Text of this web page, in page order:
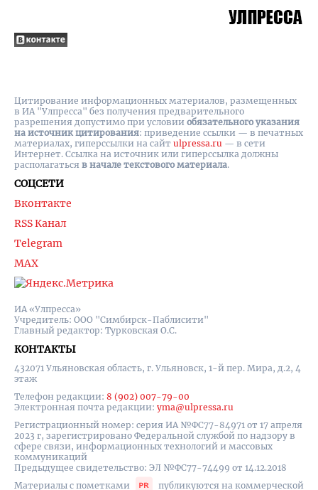
ИА «Улпресса»
Учредитель: ООО "Симбирск-Паблисити"
Главный редактор: Турковская О.С.
КОНТАКТЫ
432071 Ульяновская область, г. Ульяновск, 1-й пер. Мира, д.2, 4
этаж
Телефон редакции: 8 (902) 007-79-00
Электронная почта редакции: yma@ulpressa.ru
Регистрационный номер: серия ИА №ФС77-84971 от 17 апреля
2023 г, зарегистрировано Федеральной службой по надзору в
сфере связи, информационных технологий и массовых
коммуникаций
Предыдущее свидетельство: ЭЛ №ФС77-74499 от 14.12.2018
Материалы с пометками
публикуются на коммерческой
СОЦСЕТИ
Вконтакте
RSS Канал
Telegram
MAX
Цитирование информационных материалов, размещенных
в ИА "Улпресса" без получения предварительного
разрешения допустимо при условии обязательного указания
на источник цитирования: приведение ссылки — в печатных
материалах, гиперссылки на cайт ulpressa.ru — в сети
Интернет. Ссылка на источник или гиперссылка должны
располагаться в начале текстового материала.